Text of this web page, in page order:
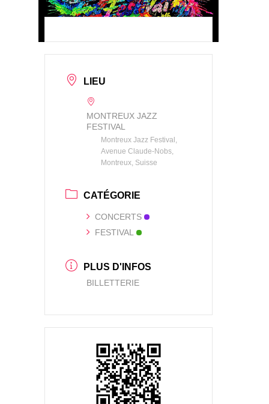
LIEU
MONTREUX JAZZ
FESTIVAL
Montreux Jazz Festival,
Avenue Claude-Nobs,
Montreux, Suisse
CATÉGORIE
CONCERTS
FESTIVAL
PLUS D'INFOS
BILLETTERIE